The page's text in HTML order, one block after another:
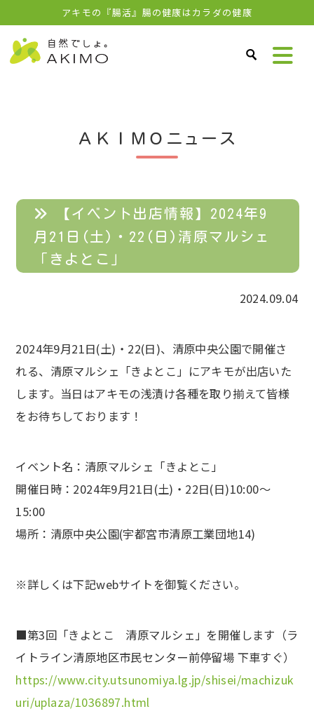
アキモの『腸活』腸の健康はカラダの健康
ＡＫＩＭＯニュース
【イベント出店情報】2024年9
月21日(土)・22(日)清原マルシェ
「きよとこ」
2024.09.04
2024年9月21日(土)・22(日)、清原中央公園で開催さ
れる、清原マルシェ「きよとこ」にアキモが出店いた
します。当日はアキモの浅漬け各種を取り揃えて皆様
をお待ちしております！
イベント名：清原マルシェ「きよとこ」
開催日時：2024年9月21日(土)・22日(日)10:00～
15:00
場所：清原中央公園(宇都宮市清原工業団地14)
※詳しくは下記webサイトを御覧ください。
■第3回「きよとこ 清原マルシェ」を開催します（ラ
イトライン清原地区市民センター前停留場 下車すぐ）
https://www.city.utsunomiya.lg.jp/shisei/machizuk
uri/uplaza/1036897.html